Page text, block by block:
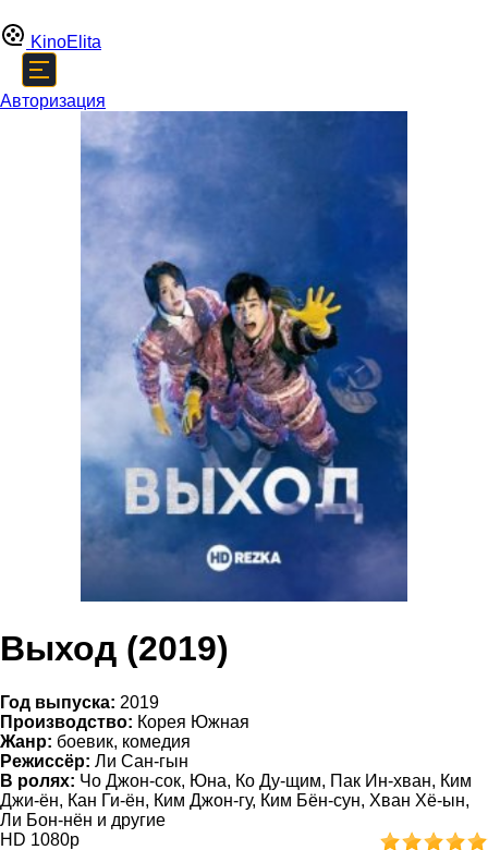
KinoElita
Авторизация
Выход (2019)
Год выпуска: 2019
Производство: Корея Южная
Жанр: боевик, комедия
Режиссёр: Ли Сан-гын
В ролях: Чо Джон-сок, Юна, Ко Ду-щим, Пак Ин-хван, Ким
Джи-ён, Кан Ги-ён, Ким Джон-гу, Ким Бён-сун, Хван Хё-ын,
Ли Бон-нён и другие
HD 1080p